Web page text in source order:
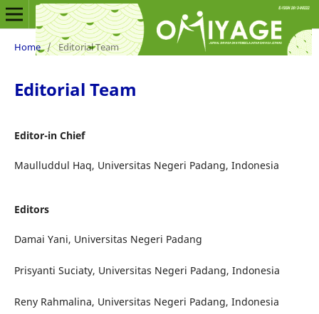
Home / Editorial Team
Editorial Team
Editor-in Chief
Maulluddul Haq, Universitas Negeri Padang, Indonesia
Editors
Damai Yani, Universitas Negeri Padang
Prisyanti Suciaty, Universitas Negeri Padang, Indonesia
Reny Rahmalina, Universitas Negeri Padang, Indonesia